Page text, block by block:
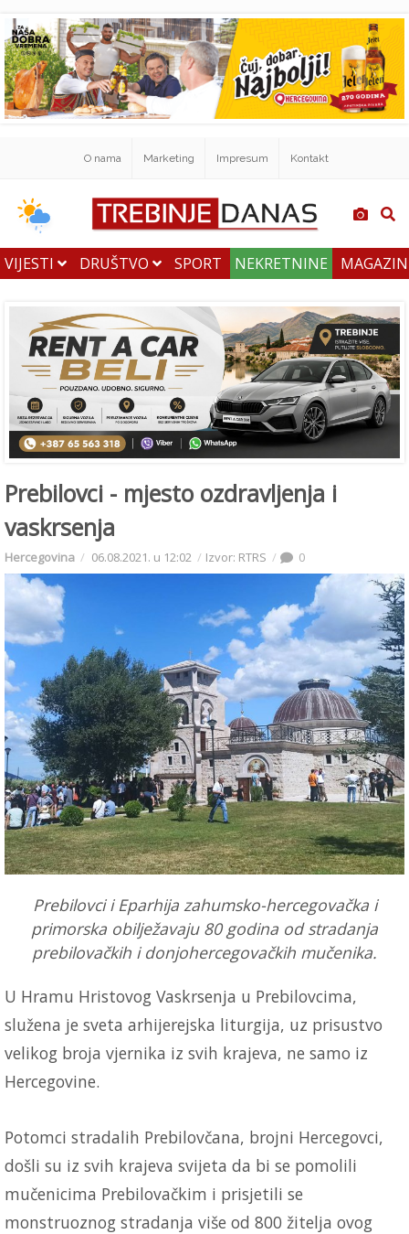
O nama Marketing Impresum Kontakt
VIJESTI DRUŠTVO SPORT NEKRETNINE
Prebilovci - mjesto ozdravljenja i
vaskrsenja
Hercegovina 06.08.2021. u 12:02 Izvor: RTRS 0
Prebilovci i Eparhija zahumsko-hercegovačka i
primorska obilježavaju 80 godina od stradanja
prebilovačkih i donjohercegovačkih mučenika.
U Hramu Hristovog Vaskrsenja u Prebilovcima,
služena je sveta arhijerejska liturgija, uz prisustvo
velikog broja vjernika iz svih krajeva, ne samo iz
Hercegovine.
Potomci stradalih Prebilovčana, brojni Hercegovci,
došli su iz svih krajeva svijeta da bi se pomolili
mučenicima Prebilovačkim i prisjetili se
monstruoznog stradanja više od 800 žitelja ovog